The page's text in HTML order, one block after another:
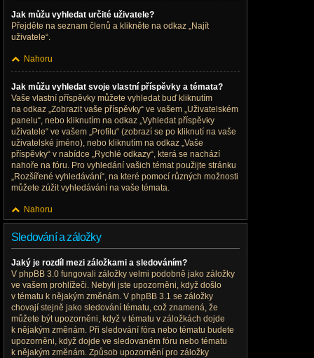
Jak můžu vyhledat určité uživatele?
Přejděte na seznam členů a klikněte na odkaz „Najít
uživatele“.
Nahoru
Jak můžu vyhledat svoje vlastní příspěvky a témata?
Vaše vlastní příspěvky můžete vyhledat buď kliknutím
na odkaz „Zobrazit vaše příspěvky“ ve vašem „Uživatelském
panelu“, nebo kliknutím na odkaz „Vyhledat příspěvky
uživatele“ ve vašem „Profilu“ (zobrazí se po kliknutí na vaše
uživatelské jméno), nebo kliknutím na odkaz „Vaše
příspěvky“ v nabídce „Rychlé odkazy“, která se nachází
nahoře na fóru. Pro vyhledání vašich témat použijte stránku
„Rozšířené vyhledávání“, na které pomocí různých možnosti
můžete zúžit vyhledávání na vaše témata.
Nahoru
Sledování a záložky
Jaký je rozdíl mezi záložkami a sledováním?
V phpBB 3.0 fungovali záložky velmi podobně jako záložky
ve vašem prohlížeči. Nebyli jste upozorněni, když došlo
v tématu k nějakým změnám. V phpBB 3.1 se záložky
chovají stejně jako sledování tématu, což znamená, že
můžete být upozorněni, když v tématu v záložkách dojde
k nějakým změnám. Při sledování fóra nebo tématu budete
upozorněni, když dojde ve sledovaném fóru nebo tématu
k nějakým změnám. Způsob upozornění pro záložky